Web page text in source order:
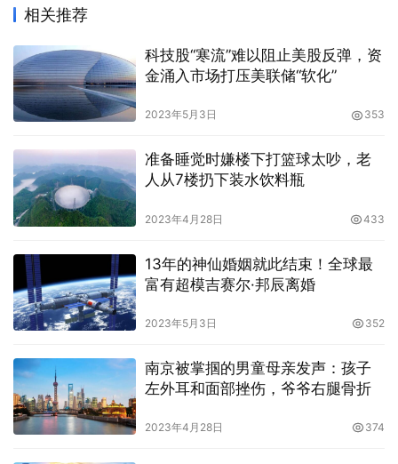
相关推荐
科技股“寒流”难以阻止美股反弹，资
金涌入市场打压美联储“软化”
2023年5月3日 353
准备睡觉时嫌楼下打篮球太吵，老
人从7楼扔下装水饮料瓶
2023年4月28日 433
13年的神仙婚姻就此结束！全球最
富有超模吉赛尔·邦辰离婚
2023年5月3日 352
南京被掌掴的男童母亲发声：孩子
左外耳和面部挫伤，爷爷右腿骨折
2023年4月28日 374